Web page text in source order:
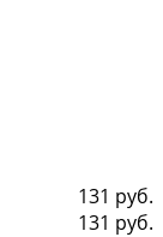
131 руб.
131 руб.